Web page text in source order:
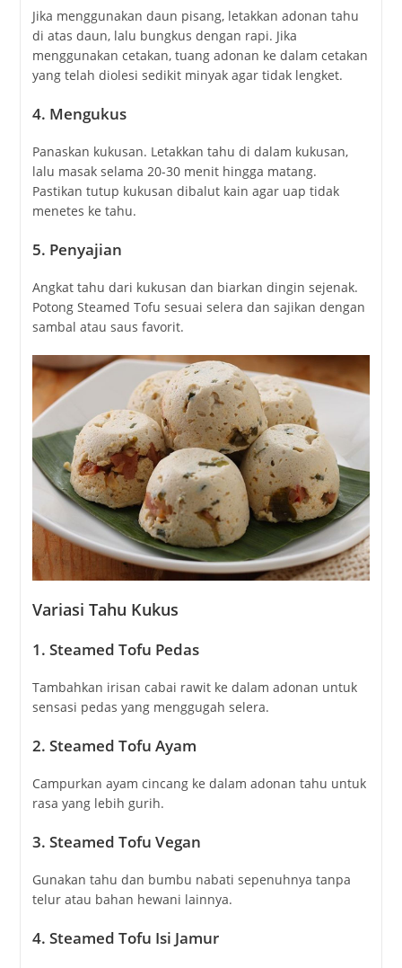
Jika menggunakan daun pisang, letakkan adonan tahu
di atas daun, lalu bungkus dengan rapi. Jika
menggunakan cetakan, tuang adonan ke dalam cetakan
yang telah diolesi sedikit minyak agar tidak lengket.
4. Mengukus
Panaskan kukusan. Letakkan tahu di dalam kukusan,
lalu masak selama 20-30 menit hingga matang.
Pastikan tutup kukusan dibalut kain agar uap tidak
menetes ke tahu.
5. Penyajian
Angkat tahu dari kukusan dan biarkan dingin sejenak.
Potong Steamed Tofu sesuai selera dan sajikan dengan
sambal atau saus favorit.
Variasi Tahu Kukus
1. Steamed Tofu Pedas
Tambahkan irisan cabai rawit ke dalam adonan untuk
sensasi pedas yang menggugah selera.
2. Steamed Tofu Ayam
Campurkan ayam cincang ke dalam adonan tahu untuk
rasa yang lebih gurih.
3. Steamed Tofu Vegan
Gunakan tahu dan bumbu nabati sepenuhnya tanpa
telur atau bahan hewani lainnya.
4. Steamed Tofu Isi Jamur